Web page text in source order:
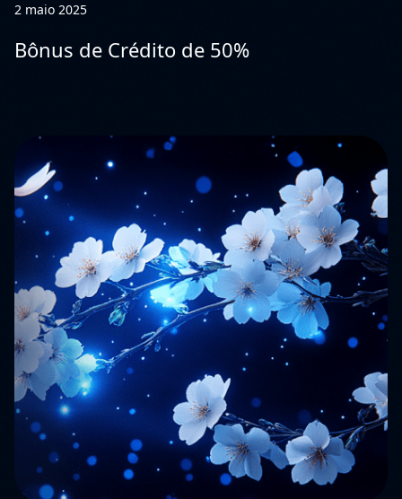
2 maio 2025
Bônus de Crédito de 50%